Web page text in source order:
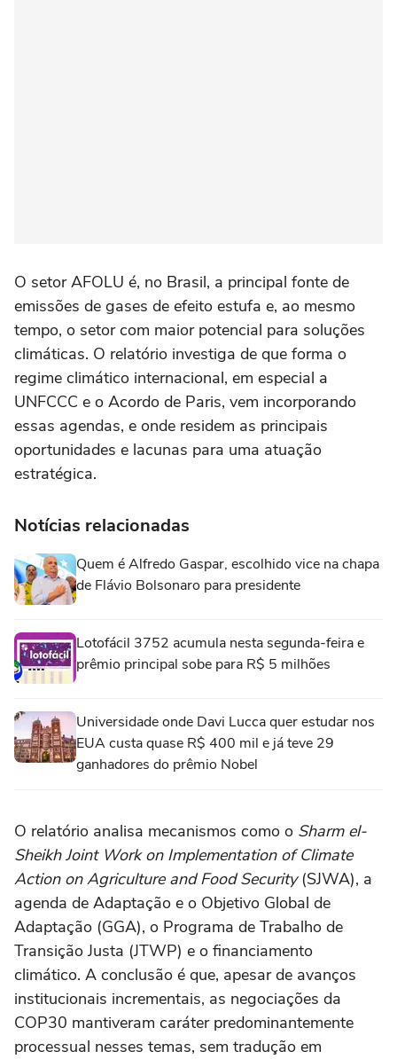
O setor AFOLU é, no Brasil, a principal fonte de
emissões de gases de efeito estufa e, ao mesmo
tempo, o setor com maior potencial para soluções
climáticas. O relatório investiga de que forma o
regime climático internacional, em especial a
UNFCCC e o Acordo de Paris, vem incorporando
essas agendas, e onde residem as principais
oportunidades e lacunas para uma atuação
estratégica.
Notícias relacionadas
Quem é Alfredo Gaspar, escolhido vice na chapa
de Flávio Bolsonaro para presidente
Lotofácil 3752 acumula nesta segunda-feira e
prêmio principal sobe para R$ 5 milhões
Universidade onde Davi Lucca quer estudar nos
EUA custa quase R$ 400 mil e já teve 29
ganhadores do prêmio Nobel
O relatório analisa mecanismos como o Sharm el-
Sheikh Joint Work on Implementation of Climate
Action on Agriculture and Food Security(SJWA), a
agenda de Adaptação e o Objetivo Global de
Adaptação (GGA), o Programa de Trabalho de
Transição Justa (JTWP) e o financiamento
climático. A conclusão é que, apesar de avanços
institucionais incrementais, as negociações da
COP30 mantiveram caráter predominantemente
processual nesses temas, sem tradução em